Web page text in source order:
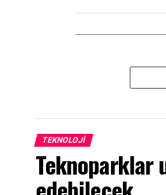
TEKNOLOJI
Teknoparklar